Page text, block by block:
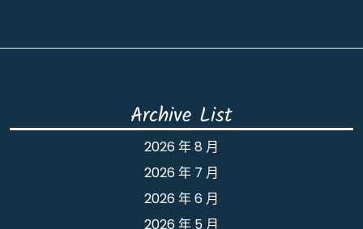
Archive List
2026 年 8 月
2026 年 7 月
2026 年 6 月
2026 年 5 月